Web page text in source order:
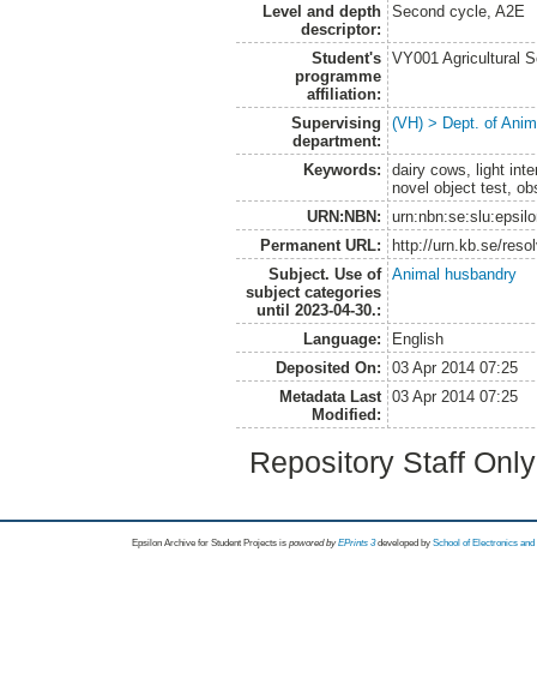
Level and depth
descriptor:
Second cycle, A2E
Student's
programme
affiliation:
VY001 Agricultural
Supervising
department:
(VH) > Dept. of
Keywords:
dairy cows, light
novel object test,
URN:NBN:
Permanent URL:
http://urn.kb.se/
Subject. Use of
subject categories
until 2023-04-30.:
Animal husbandry
Language:
English
Deposited On:
03 Apr 2014 07:25
Metadata Last
Modified:
03 Apr 2014 07:25
Repository Staff
Epsilon Archive for Student Projects is powored byEPrints 3 developed by School of Electronics